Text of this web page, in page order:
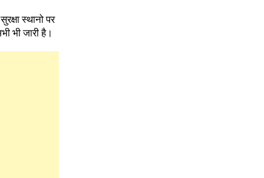
स्थानो पर
भी जारी है।